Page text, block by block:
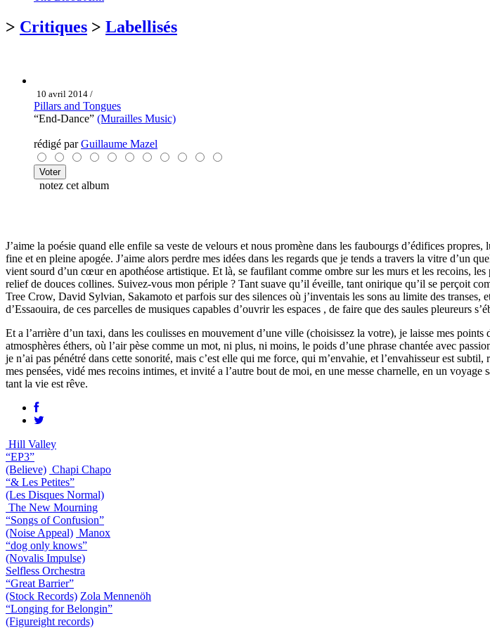
> Critiques > Labellisés
10 avril 2014 /
Pillars and Tongues
“End-Dance” (Murailles Music)
rédigé parGuillaume Mazel
notez cet album
J’aime la poésie quand elle enfile sa veste de velours et nous promène dans les faubourgs d’édifices
fine et en pleine apogée. J’aime alors perdre mes idées dans les regards que je tends a travers la vitre
vient sourd d’un cœur en apothéose artistique. Et là, se faufilant comme ombre sur les murs et les recoins,
relief de douces collines. Suivez-vous mon périple ? Tant suave qu’il éveille, tant onirique qu’il se perçoit
Tree Crow, David Sylvian, Sakamoto et parfois sur des silences où j’inventais les sons au limite des transes,
d’Essaouira, de ces parcelles de musiques capables d’ouvrir les espaces , de faire que des saules pleureurs
Et a l’arrière d’un taxi, dans les coulisses en mouvement d’une ville (choisissez la votre), je laisse mes
atmosphères éthers, où l’air pèse comme un mot, ni plus, ni moins, le poids d’une phrase chantée avec
je n’ai pas pénétré dans cette sonorité, mais c’est elle qui me force, qui m’envahie, et l’envahisseur est
mes pensées, vidé mes recoins intimes, et invité a l’autre bout de moi, en une messe charnelle, en un
tant la vie est rêve.
Hill Valley
“EP3”
(Believe) Chapi Chapo
“& Les Petites”
(Les Disques Normal)
The New Mourning
“Songs of Confusion”
(Noise Appeal) Manox
“dog only knows”
(Novalis Impulse)
Selfless Orchestra
“Great Barrier”
(Stock Records) Zola Mennenöh
“Longing for Belongin”
(Figureight records)